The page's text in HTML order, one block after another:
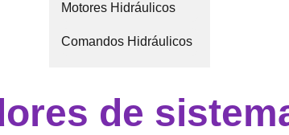
Motores Hidráulicos
Comandos Hidráulicos
de